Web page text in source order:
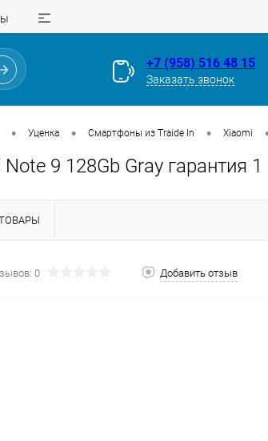
+7 (958) 516 48 15
Заказать звонок
• Уценка • Смартфоны из Traide In • Xiaomi
9 128Gb Gray гарантия
0 Добавить отзыв
банков